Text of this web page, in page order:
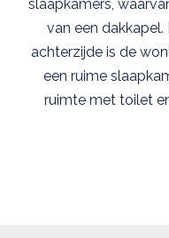
slaapkamers,
van een
achterzijde is de
een ruime
ruimte met toilet